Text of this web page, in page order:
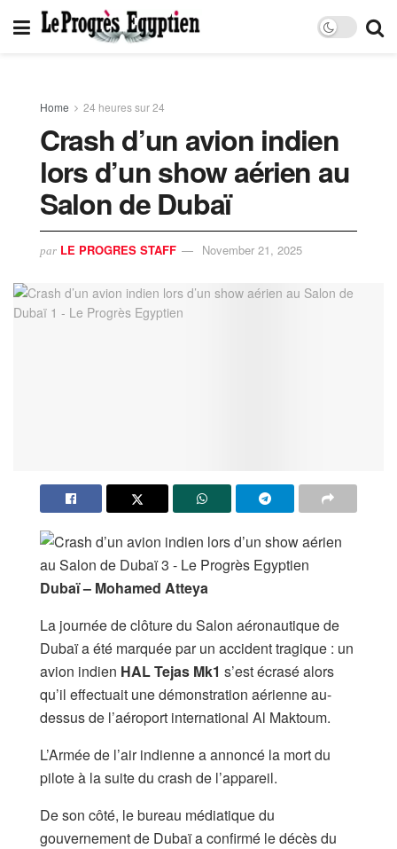
Home 24 heures sur 24
Crash d’un avion indien
lors d’un show aérien au
Salon de Dubaï
par LE PROGRES STAFF November 21, 2025
Dubaï – Mohamed Atteya
La journée de clôture du Salon aéronautique de
Dubaï a été marquée par un accident tragique : un
avion indien HAL Tejas Mk1 s’est écrasé alors
qu’il effectuait une démonstration aérienne au-
dessus de l’aéroport international Al Maktoum.
L’Armée de l’air indienne a annoncé la mort du
pilote à la suite du crash de l’appareil.
De son côté, le bureau médiatique du
gouvernement de Dubaï a confirmé le décès du